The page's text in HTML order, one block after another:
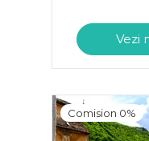
Vezi
Comision 0%